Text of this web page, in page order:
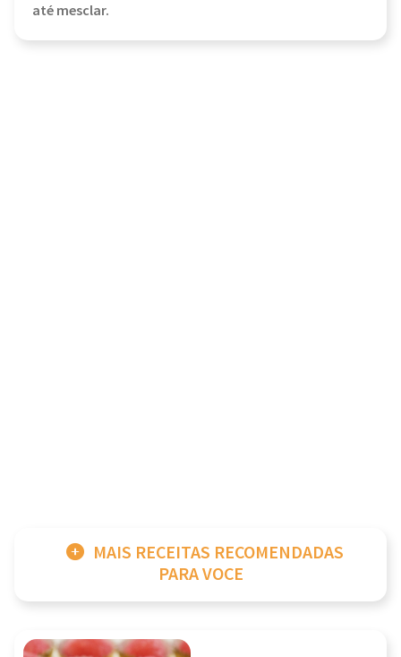
até mesclar.
MAIS RECEITAS RECOMENDADAS
PARA VOCE